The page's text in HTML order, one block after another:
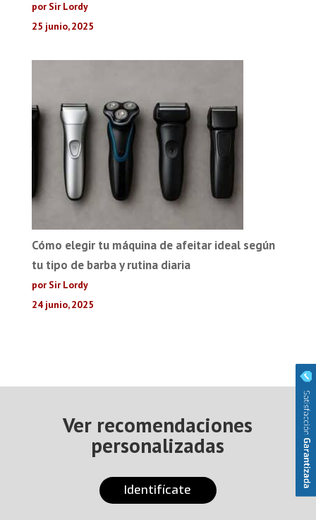
por Sir Lordy
25 junio, 2025
Cómo elegir tu máquina de afeitar ideal según
tu tipo de barba y rutina diaria
por Sir Lordy
24 junio, 2025
Ver recomendaciones
personalizadas
Identifícate